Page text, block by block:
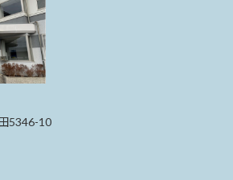
5346-10